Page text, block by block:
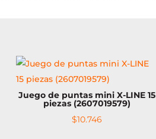
Juego de puntas mini X-LINE 15
piezas (2607019579)
$10.746